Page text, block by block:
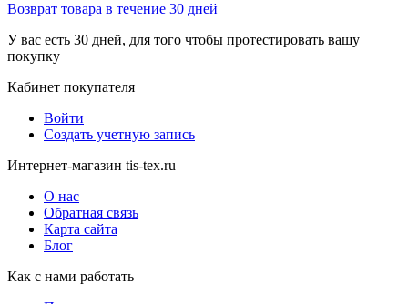
Возврат товара в течение 30 дней
У вас есть 30 дней, для того чтобы протестировать вашу
покупку
Кабинет покупателя
Войти
Создать учетную запись
Интернет-магазин tis-tex.ru
О нас
Обратная связь
Карта сайта
Блог
Как с нами работать